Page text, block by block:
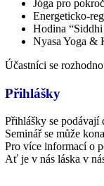
Jóga pro
Energeticko-
Hodina
Nyasa Yoga &
Účastníci se
Přihlášky
Přihlášky se podávají
Seminář se může
Pro více informací o
Ať je v nás láska v